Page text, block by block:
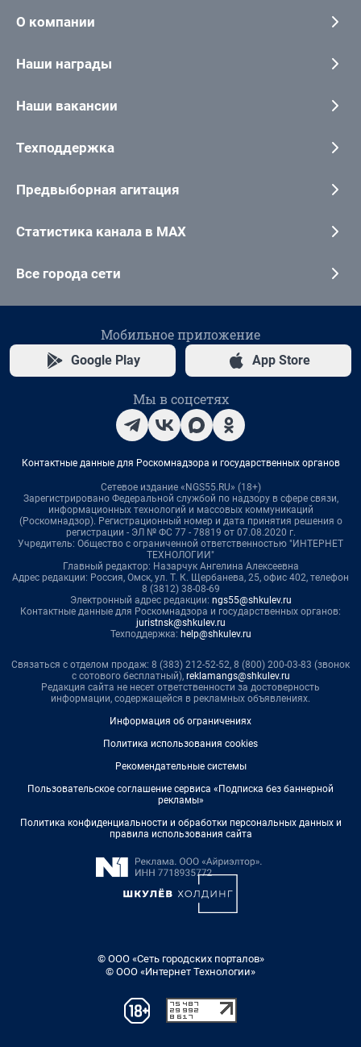
О компании
Наши награды
Наши вакансии
Техподдержка
Предвыборная агитация
Статистика канала в MAX
Все города сети
Мобильное приложение
Google Play App Store
Мы в соцсетях
Контактные данные для Роскомнадзора и государственных органов
Сетевое издание «NGS55.RU» (18+)
Зарегистрировано Федеральной службой по надзору в сфере связи,
информационных технологий и массовых коммуникаций
(Роскомнадзор). Регистрационный номер и дата принятия решения о
регистрации - ЭЛ № ФС 77 - 78819 от 07.08.2020 г.
Учредитель: Общество с ограниченной ответственностью "ИНТЕРНЕТ
ТЕХНОЛОГИИ"
Главный редактор: Назарчук Ангелина Алексеевна
Адрес редакции: Россия, Омск, ул. Т. К. Щербанева, 25, офис 402, телефон
8 (3812) 38-08-69
Электронный адрес редакции: ngs55@shkulev.ru
Контактные данные для Роскомнадзора и государственных органов:
juristnsk@shkulev.ru
Техподдержка: help@shkulev.ru
Связаться с отделом продаж: 8 (383) 212-52-52, 8 (800) 200-03-83 (звонок
с сотового бесплатный), reklamangs@shkulev.ru
Редакция сайта не несет ответственности за достоверность
информации, содержащейся в рекламных объявлениях.
Информация об ограничениях
Политика использования cookies
Рекомендательные системы
Пользовательское соглашение сервиса «Подписка без баннерной
рекламы»
Политика конфиденциальности и обработки персональных данных и
правила использования сайта
© ООО «Сеть городских порталов»
© ООО «Интернет Технологии»